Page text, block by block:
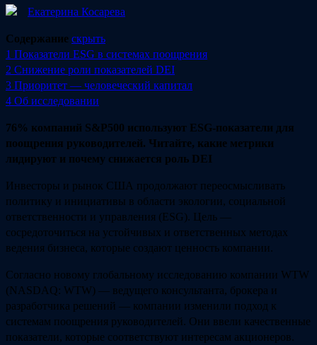
Екатерина Косарева
Содержание скрыть
1 Показатели ESG в системах поощрения
2 Снижение роли показателей DEI
3 Приоритет — человеческий капитал
4 Об исследовании
76% компаний S&P500 используют ESG‑показатели для
поощрения руководителей. Читайте, какие метрики
лидируют и почему снижается роль DEI
Инвесторы и рынок США продолжают переосмысливать
политику и инициативы в области экологии, социальной
ответственности и управления (ESG). Цель —
сосредоточиться на устойчивых и ответственных методах
ведения бизнеса, которые создают ценность компании.
Согласно новому глобальному исследованию компании WTW
(NASDAQ: WTW) — ведущего консультанта, брокера и
разработчика решений — компании изменили подход к
системам поощрения руководителей. Они ввели качественные
показатели, которые соответствуют интересам акционеров.